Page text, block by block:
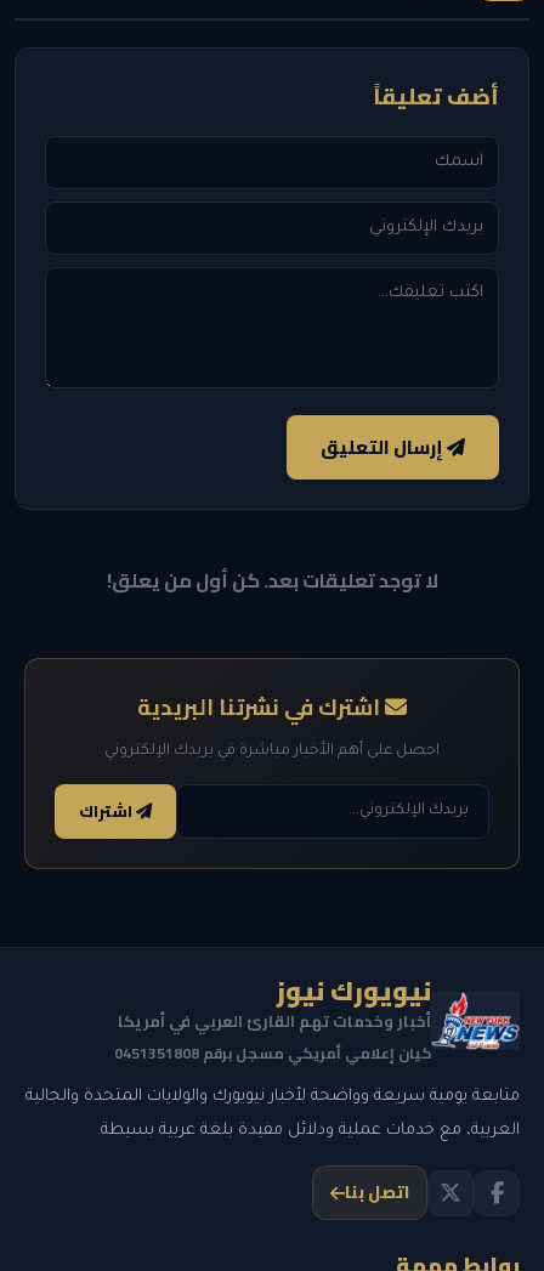
أضف تعليقاً
إرسال التعليق
لا توجد تعليقات بعد. كن أول من يعلق!
اشترك في نشرتنا البريدية
احصل على أهم الأخبار مباشرة في بريدك الإلكتروني
اشتراك
نيويورك نيوز
أخبار وخدمات تهم القارئ العربي في أمريكا
كيان إعلامي أمريكي مسجل برقم 0451351808
متابعة يومية سريعة وواضحة لأخبار نيويورك والولايات المتحدة والجالية
العربية، مع خدمات عملية ودلائل مفيدة بلغة عربية بسيطة.
اتصل بنا